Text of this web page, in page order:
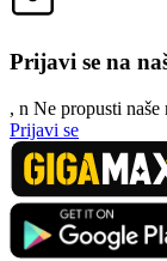
Prijavi se na
, n Ne propusti
Prijavi se